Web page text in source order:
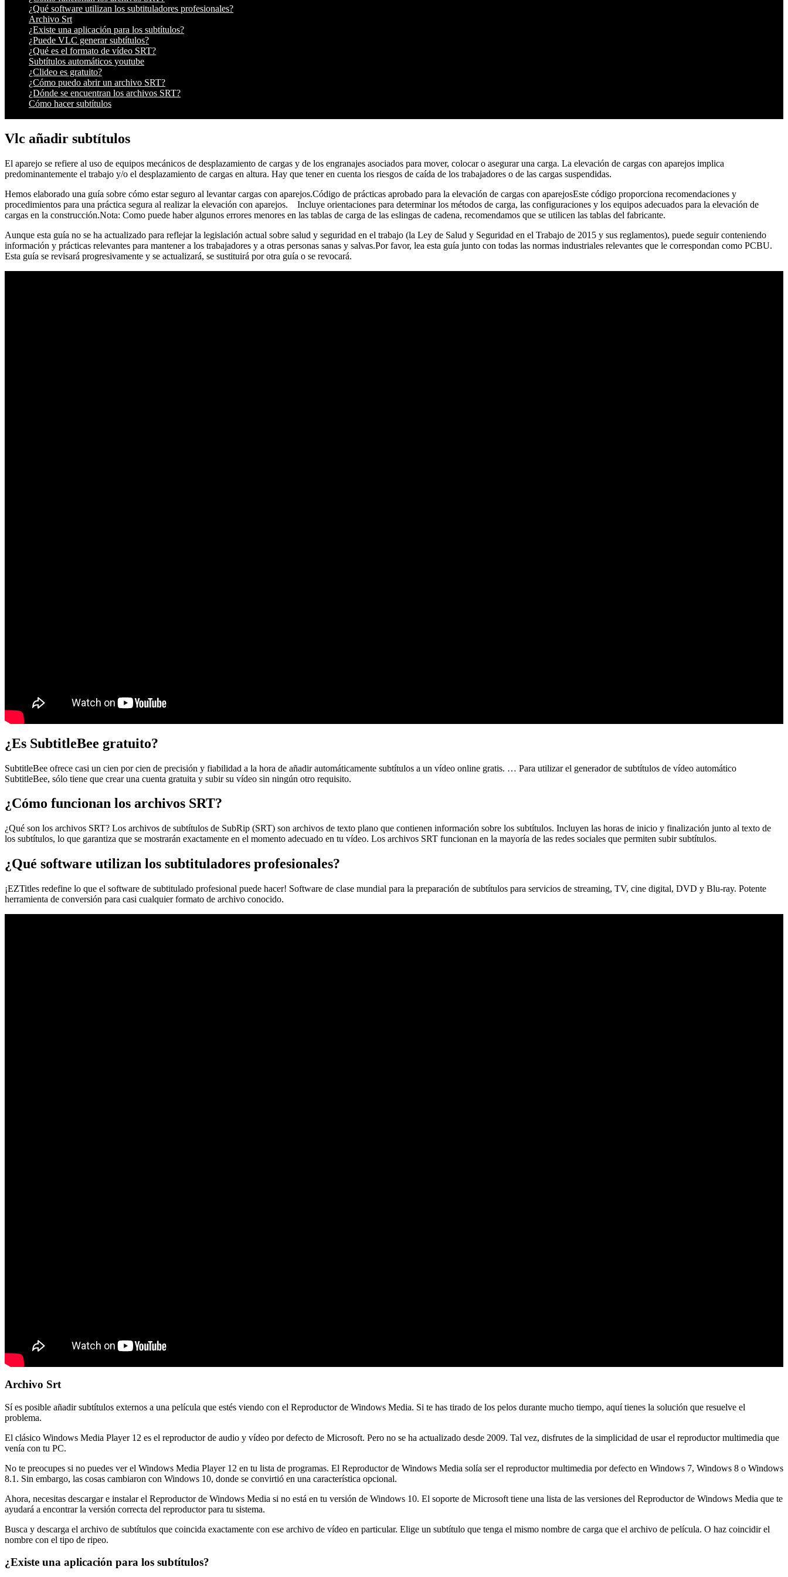
¿Qué software utilizan los subtituladores profesionales?
Archivo Srt
¿Existe una aplicación para los subtítulos?
¿Puede VLC generar subtítulos?
¿Qué es el formato de vídeo SRT?
Subtítulos automáticos youtube
¿Clideo es gratuito?
¿Cómo puedo abrir un archivo SRT?
¿Dónde se encuentran los archivos SRT?
Cómo hacer subtítulos
Vlc añadir subtítulos
El aparejo se refiere al uso de equipos mecánicos de desplazamiento de cargas y de los engranajes asociados para mover, colocar o asegurar una carga. La elevación de cargas con aparejos implica
predominantemente el trabajo y/o el desplazamiento de cargas en altura. Hay que tener en cuenta los riesgos de caída de los trabajadores o de las cargas suspendidas.
Hemos elaborado una guía sobre cómo estar seguro al levantar cargas con aparejos.Código de prácticas aprobado para la elevación de cargas con aparejosEste código proporciona recomendaciones y
procedimientos para una práctica segura al realizar la elevación con aparejos. Incluye orientaciones para determinar los métodos de carga, las configuraciones y los equipos adecuados para la elevación de
cargas en la construcción.Nota: Como puede haber algunos errores menores en las tablas de carga de las eslingas de cadena, recomendamos que se utilicen las tablas del fabricante.
Aunque esta guía no se ha actualizado para reflejar la legislación actual sobre salud y seguridad en el trabajo (la Ley de Salud y Seguridad en el Trabajo de 2015 y sus reglamentos), puede seguir conteniendo
información y prácticas relevantes para mantener a los trabajadores y a otras personas sanas y salvas.Por favor, lea esta guía junto con todas las normas industriales relevantes que le correspondan como PCBU.
Esta guía se revisará progresivamente y se actualizará, se sustituirá por otra guía o se revocará.
¿Es SubtitleBee gratuito?
SubtitleBee ofrece casi un cien por cien de precisión y fiabilidad a la hora de añadir automáticamente subtítulos a un vídeo online gratis. … Para utilizar el generador de subtítulos de vídeo automático
SubtitleBee, sólo tiene que crear una cuenta gratuita y subir su vídeo sin ningún otro requisito.
¿Cómo funcionan los archivos SRT?
¿Qué son los archivos SRT? Los archivos de subtítulos de SubRip (SRT) son archivos de texto plano que contienen información sobre los subtítulos. Incluyen las horas de inicio y finalización junto al texto de
los subtítulos, lo que garantiza que se mostrarán exactamente en el momento adecuado en tu vídeo. Los archivos SRT funcionan en la mayoría de las redes sociales que permiten subir subtítulos.
¿Qué software utilizan los subtituladores profesionales?
¡EZTitles redefine lo que el software de subtitulado profesional puede hacer! Software de clase mundial para la preparación de subtítulos para servicios de streaming, TV, cine digital, DVD y Blu-ray. Potente
herramienta de conversión para casi cualquier formato de archivo conocido.
Archivo Srt
Sí es posible añadir subtítulos externos a una película que estés viendo con el Reproductor de Windows Media. Si te has tirado de los pelos durante mucho tiempo, aquí tienes la solución que resuelve el
problema.
El clásico Windows Media Player 12 es el reproductor de audio y vídeo por defecto de Microsoft. Pero no se ha actualizado desde 2009. Tal vez, disfrutes de la simplicidad de usar el reproductor multimedia que
venía con tu PC.
No te preocupes si no puedes ver el Windows Media Player 12 en tu lista de programas. El Reproductor de Windows Media solía ser el reproductor multimedia por defecto en Windows 7, Windows 8 o Windows
8.1. Sin embargo, las cosas cambiaron con Windows 10, donde se convirtió en una característica opcional.
Ahora, necesitas descargar e instalar el Reproductor de Windows Media si no está en tu versión de Windows 10. El soporte de Microsoft tiene una lista de las versiones del Reproductor de Windows Media que te
ayudará a encontrar la versión correcta del reproductor para tu sistema.
Busca y descarga el archivo de subtítulos que coincida exactamente con ese archivo de vídeo en particular. Elige un subtítulo que tenga el mismo nombre de carga que el archivo de película. O haz coincidir el
nombre con el tipo de ripeo.
¿Existe una aplicación para los subtítulos?